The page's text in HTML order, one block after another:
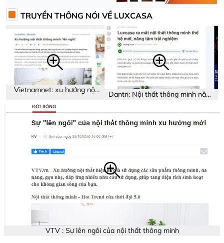
TRUYỀN THÔNG NÓI VỀ LUXCASA
Vietnamnet: xu hướng nội
Dantri: Nội thất thông minh nâng
VTV : Sự lên ngôi của nội thất thông minh